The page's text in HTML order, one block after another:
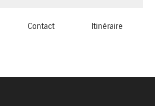
Contact Itinéraire